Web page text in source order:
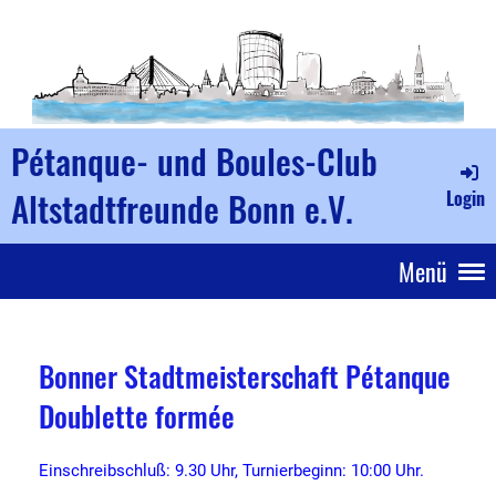
Pétanque- und Boules-Club
Altstadtfreunde Bonn e.V.
Login
Menü
Bonner Stadtmeisterschaft Pétanque
Doublette formée
Einschreibschluß: 9.30 Uhr, Turnierbeginn: 10:00 Uhr.